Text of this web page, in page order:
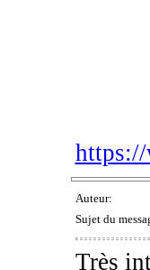
Auteur:
Sujet du
Très